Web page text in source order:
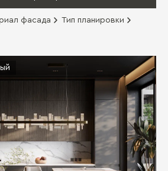
фасада Тип планировки